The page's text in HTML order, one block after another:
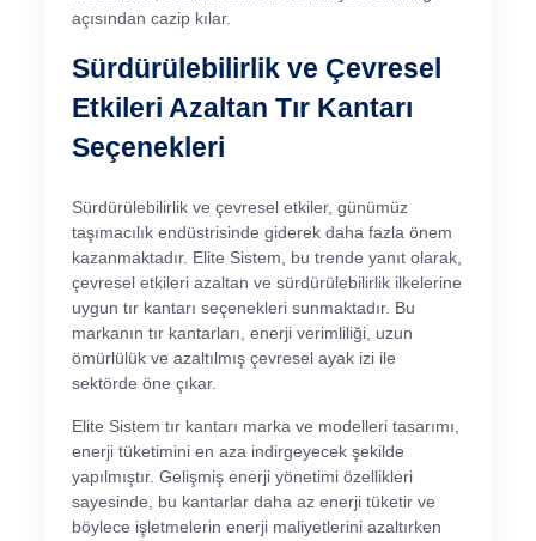
açısından cazip kılar.
Sürdürülebilirlik ve Çevresel
Etkileri Azaltan Tır Kantarı
Seçenekleri
Sürdürülebilirlik ve çevresel etkiler, günümüz
taşımacılık endüstrisinde giderek daha fazla önem
kazanmaktadır. Elite Sistem, bu trende yanıt olarak,
çevresel etkileri azaltan ve sürdürülebilirlik ilkelerine
uygun tır kantarı seçenekleri sunmaktadır. Bu
markanın tır kantarları, enerji verimliliği, uzun
ömürlülük ve azaltılmış çevresel ayak izi ile
sektörde öne çıkar.
Elite Sistem tır kantarı marka ve modelleri tasarımı,
enerji tüketimini en aza indirgeyecek şekilde
yapılmıştır. Gelişmiş enerji yönetimi özellikleri
sayesinde, bu kantarlar daha az enerji tüketir ve
böylece işletmelerin enerji maliyetlerini azaltırken